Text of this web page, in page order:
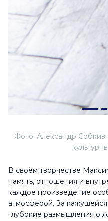
обычный рабочий день?
- Больше всего люблю
по коридору, за
и вечером, когда все
выходные случаются раз
вместо отдыха иду в
придумал куда можно
концептуальных идей
вечером приходит тоска
- Должна ли быть
- Мне кажется, никто
Жёсткие границы только
- А что делать, когда
Стоит ли творить с